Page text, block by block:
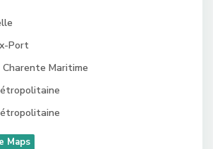
Port
Charente Maritime
Maps